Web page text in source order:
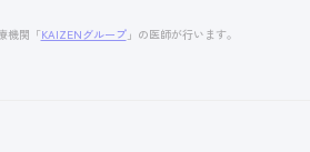
機関「KAIZENグループ」の医師が行います。